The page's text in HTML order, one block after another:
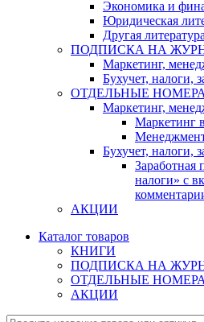
Экономика и
Юридическая
Другая литература
ПОДПИСКА НА
Маркетинг,
Бухучет, налоги,
ОТДЕЛЬНЫЕ
Маркетинг,
Маркетинг
Бухучет, налоги,
Заработная
налоги» с
АКЦИИ
Каталог товаров
КНИГИ
ПОДПИСКА НА
ОТДЕЛЬНЫЕ
АКЦИИ